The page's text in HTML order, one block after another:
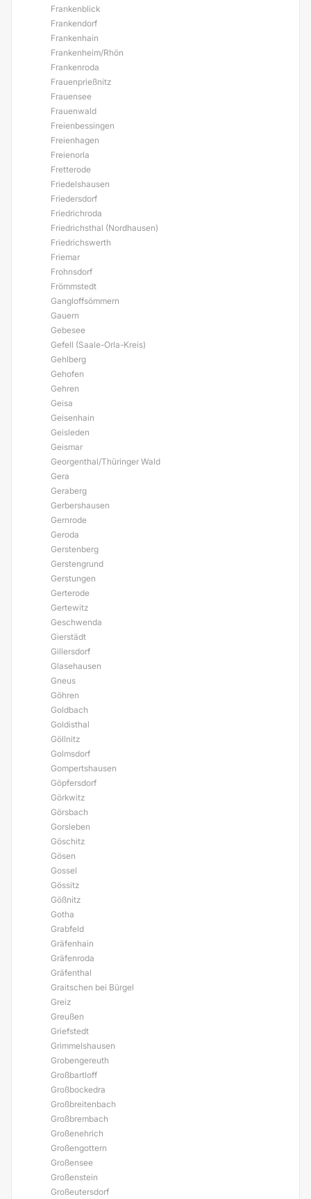
Frankenblick
Frankendorf
Frankenhain
Frankenheim/Rhön
Frankenroda
Frauenprießnitz
Frauensee
Frauenwald
Freienbessingen
Freienhagen
Freienorla
Fretterode
Friedelshausen
Friedersdorf
Friedrichroda
Friedrichsthal (Nordhausen)
Friedrichswerth
Friemar
Frohnsdorf
Frömmstedt
Gangloffsömmern
Gauern
Gebesee
Gefell (Saale-Orla-Kreis)
Gehlberg
Gehofen
Gehren
Geisa
Geisenhain
Geisleden
Geismar
Georgenthal/Thüringer Wald
Gera
Geraberg
Gerbershausen
Gernrode
Geroda
Gerstenberg
Gerstengrund
Gerstungen
Gerterode
Gertewitz
Geschwenda
Gierstädt
Gillersdorf
Glasehausen
Gneus
Göhren
Goldbach
Goldisthal
Göllnitz
Golmsdorf
Gompertshausen
Göpfersdorf
Görkwitz
Görsbach
Gorsleben
Göschitz
Gösen
Gossel
Gössitz
Gößnitz
Gotha
Grabfeld
Gräfenhain
Gräfenroda
Gräfenthal
Graitschen bei Bürgel
Greiz
Greußen
Griefstedt
Grimmelshausen
Grobengereuth
Großbartloff
Großbockedra
Großbreitenbach
Großbrembach
Großenehrich
Großengottern
Großensee
Großenstein
Großeutersdorf